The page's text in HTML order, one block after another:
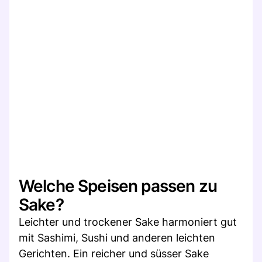
Welche Speisen passen zu
Sake?
Leichter und trockener Sake harmoniert gut
mit Sashimi, Sushi und anderen leichten
Gerichten. Ein reicher und süsser Sake